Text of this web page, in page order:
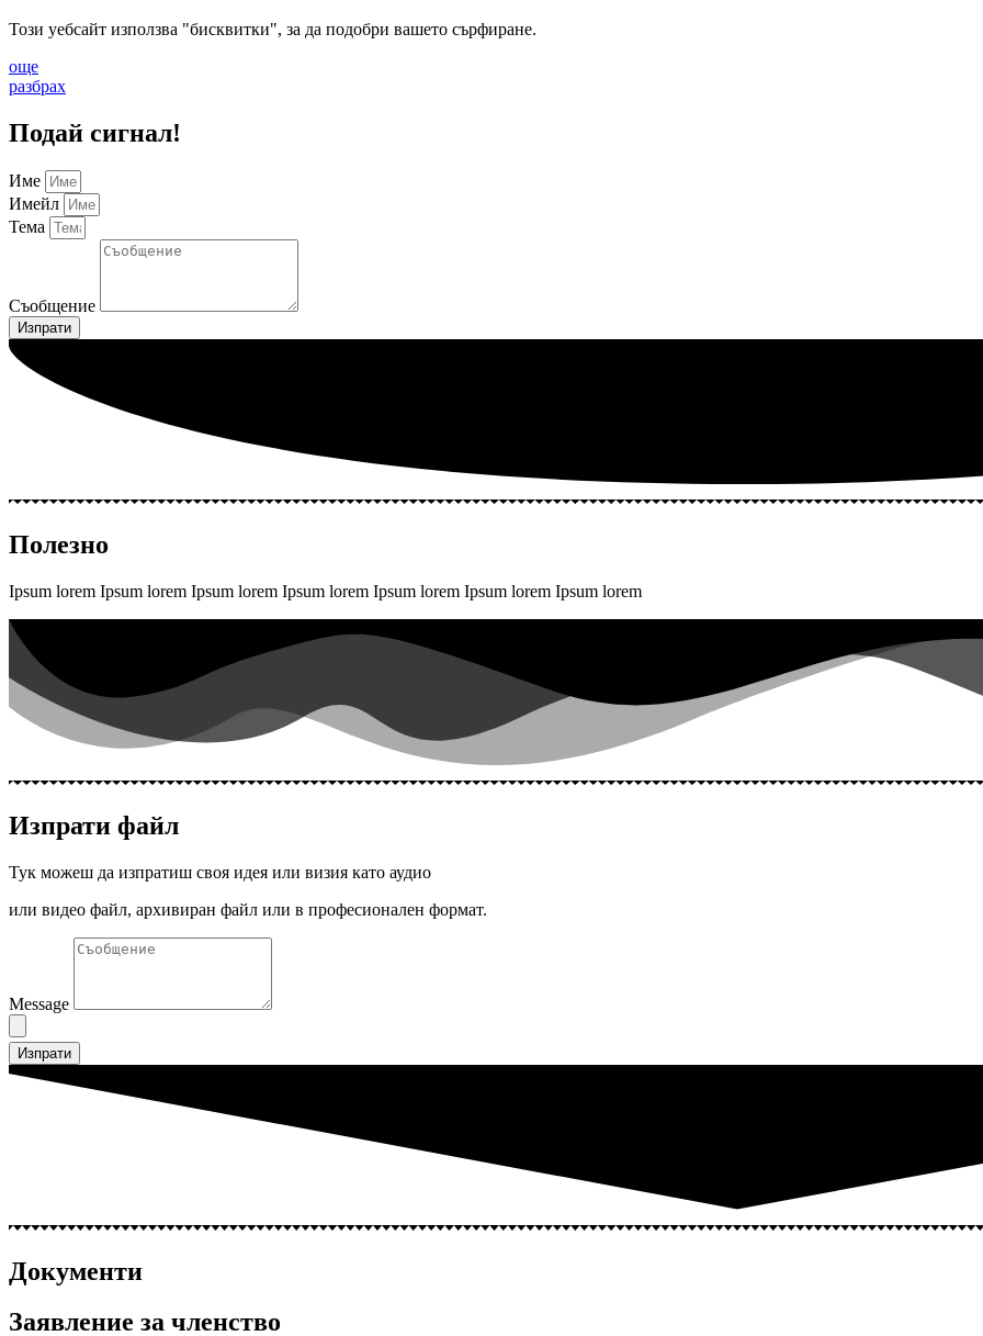
Този уебсайт използва "бисквитки", за да подобри вашето сърфиране.
още
разбрах
Подай сигнал!
Име
Имейл
Тема
Съобщение
Изпрати
Полезно
Ipsum lorem Ipsum lorem Ipsum lorem Ipsum lorem Ipsum lorem Ipsum lorem Ipsum lorem
Изпрати файл
Тук можеш да изпратиш своя идея или визия като аудио
или видео файл, архивиран файл или в професионален формат.
Message
Изпрати
Документи
Заявление за членство